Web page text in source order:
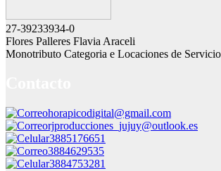
27-39233934-0
Flores Palleres Flavia Araceli
Monotributo Categoria e Locaciones de Servicio
horapicodigital@gmail.com
rjproducciones_jujuy@outlook.es
3885176651
3884629535
3884753281